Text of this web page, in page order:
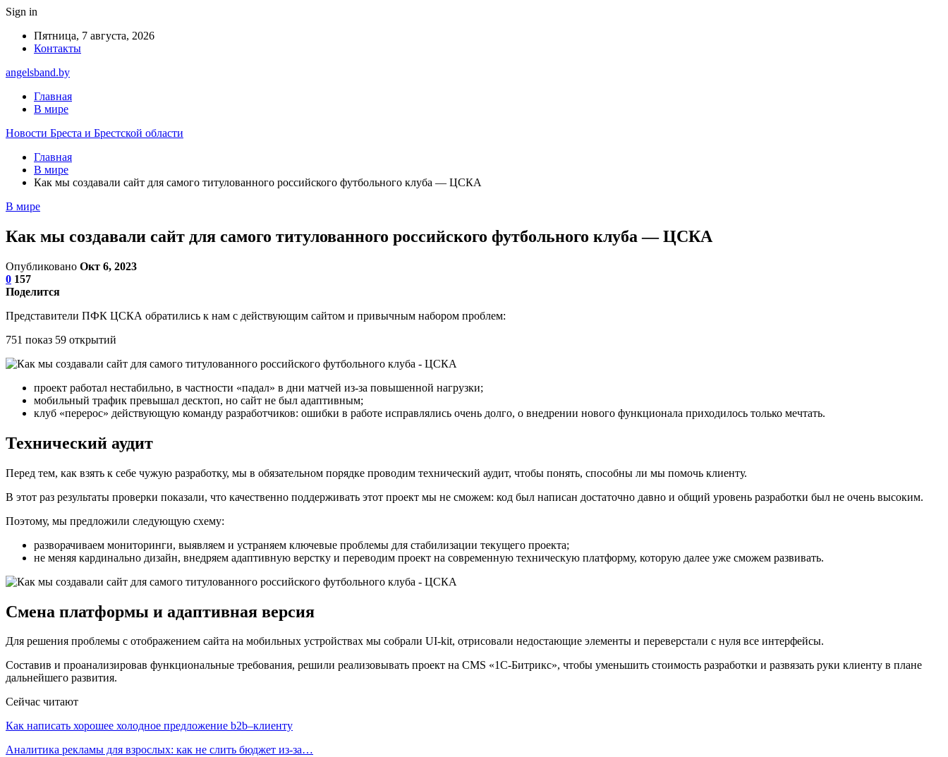
Sign in
Пятница, 7 августа, 2026
Контакты
angelsband.by
Главная
В мире
Новости Бреста и Брестской области
Главная
В мире
Как мы создавали сайт для самого титулованного российского футбольного клуба — ЦСКА
В мире
Как мы создавали сайт для самого титулованного российского футбольного клуба — ЦСКА
Опубликовано Окт 6, 2023
0 157
Поделится
Представители ПФК ЦСКА обратились к нам с действующим сайтом и привычным набором проблем:
751 показ 59 открытий
проект работал нестабильно, в частности «падал» в дни матчей из-за повышенной нагрузки;
мобильный трафик превышал десктоп, но сайт не был адаптивным;
клуб «перерос» действующую команду разработчиков: ошибки в работе исправлялись очень долго, о внедрении нового функционала приходилось только мечтать.
Технический аудит
Перед тем, как взять к себе чужую разработку, мы в обязательном порядке проводим технический аудит, чтобы понять, способны ли мы помочь клиенту.
В этот раз результаты проверки показали, что качественно поддерживать этот проект мы не сможем: код был написан достаточно давно и общий уровень разработки был не очень высоким.
Поэтому, мы предложили следующую схему:
разворачиваем мониторинги, выявляем и устраняем ключевые проблемы для стабилизации текущего проекта;
не меняя кардинально дизайн, внедряем адаптивную верстку и переводим проект на современную техническую платформу, которую далее уже сможем развивать.
Cмена платформы и адаптивная версия
Для решения проблемы с отображением сайта на мобильных устройствах мы собрали UI-kit, отрисовали недостающие элементы и переверстали с нуля все интерфейсы.
Составив и проанализировав функциональные требования, решили реализовывать проект на CMS «1С-Битрикс», чтобы уменьшить стоимость разработки и развязать руки клиенту в плане
дальнейшего развития.
Сейчас читают
Как написать хорошее холодное предложение b2b–клиенту
Аналитика рекламы для взрослых: как не слить бюджет из-за…